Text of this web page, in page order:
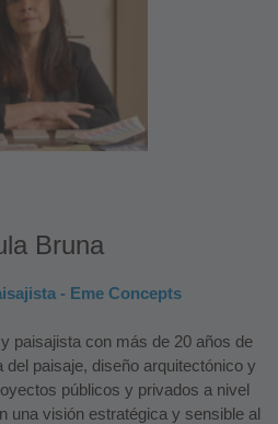
Bruna
- Eme Concepts
paisajista con más de 20 años de
del paisaje, diseño arquitectónico y
públicos y privados a nivel
una visión estratégica y sensible al